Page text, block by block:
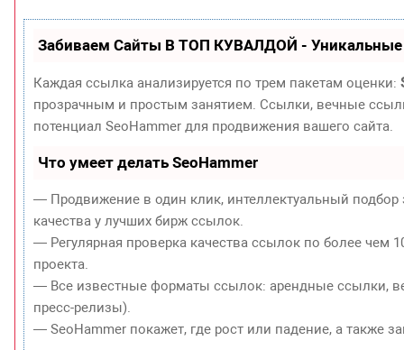
Забиваем Сайты В ТОП КУВАЛДОЙ - Уникальные
Каждая ссылка анализируется по трем пакетам оценки:
прозрачным и простым занятием. Ссылки, вечные
потенциал SeoHammer для продвижения вашего сайта.
Что умеет делать SeoHammer
— Продвижение в один клик, интеллектуальный
качества у лучших бирж ссылок.
— Регулярная проверка качества ссылок по более чем
проекта.
— Все известные форматы ссылок: арендные ссылки,
пресс-релизы).
— SeoHammer покажет, где рост или падение, а также